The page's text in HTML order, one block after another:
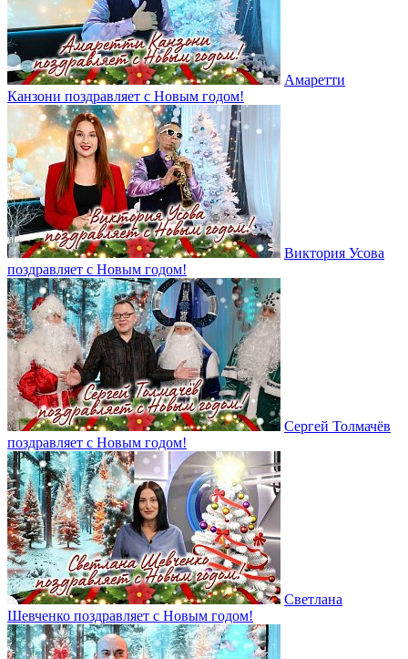
Амаретти
Канзони поздравляет с Новым годом!
Виктория Усова
поздравляет с Новым годом!
Сергей Толмачёв
поздравляет с Новым годом!
Светлана
Шевченко поздравляет с Новым годом!